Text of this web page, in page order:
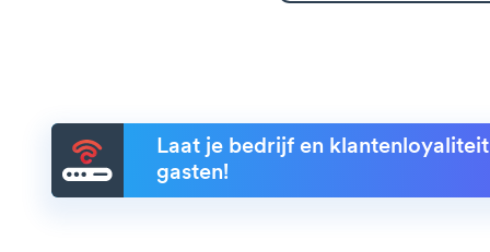
Laat je bedrijf en
gasten!